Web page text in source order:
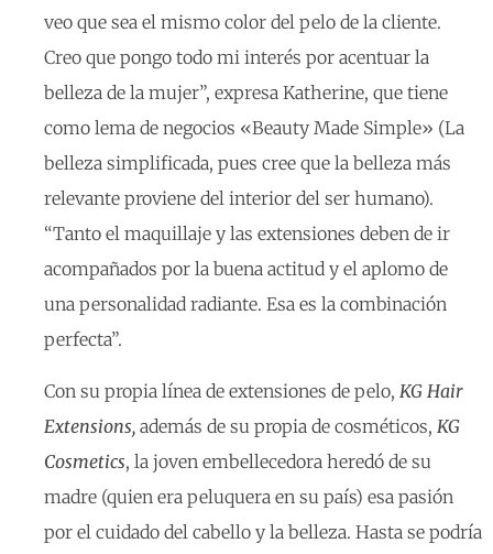
veo que sea el mismo color del pelo de la cliente.
Creo que pongo todo mi interés por acentuar la
belleza de la mujer”, expresa Katherine, que tiene
como lema de negocios «Beauty Made Simple» (La
belleza simplificada, pues cree que la belleza más
relevante proviene del interior del ser humano).
“Tanto el maquillaje y las extensiones deben de ir
acompañados por la buena actitud y el aplomo de
una personalidad radiante. Esa es la combinación
perfecta”.
Con su propia línea de extensiones de pelo, KG Hair
Extensions, además de su propia de cosméticos, KG
Cosmetics, la joven embellecedora heredó de su
madre (quien era peluquera en su país) esa pasión
por el cuidado del cabello y la belleza. Hasta se podría